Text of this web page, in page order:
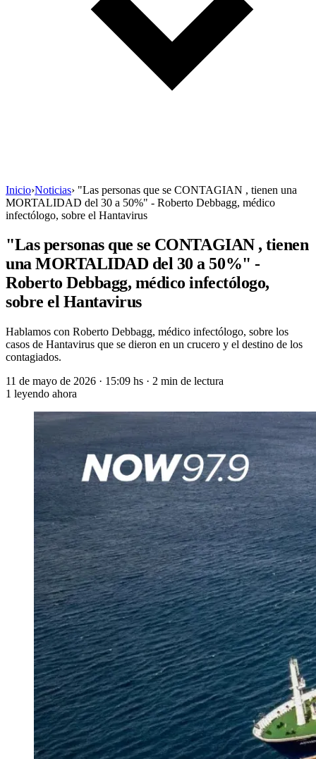
Inicio›Noticias› "Las personas que se CONTAGIAN , tienen una
MORTALIDAD del 30 a 50%" - Roberto Debbagg, médico
infectólogo, sobre el Hantavirus
"Las personas que se CONTAGIAN , tienen
una MORTALIDAD del 30 a 50%" -
Roberto Debbagg, médico infectólogo,
sobre el Hantavirus
Hablamos con Roberto Debbagg, médico infectólogo, sobre los
casos de Hantavirus que se dieron en un crucero y el destino de los
contagiados.
11 de mayo de 2026 · 15:09 hs · 2 min de lectura
1 leyendo ahora